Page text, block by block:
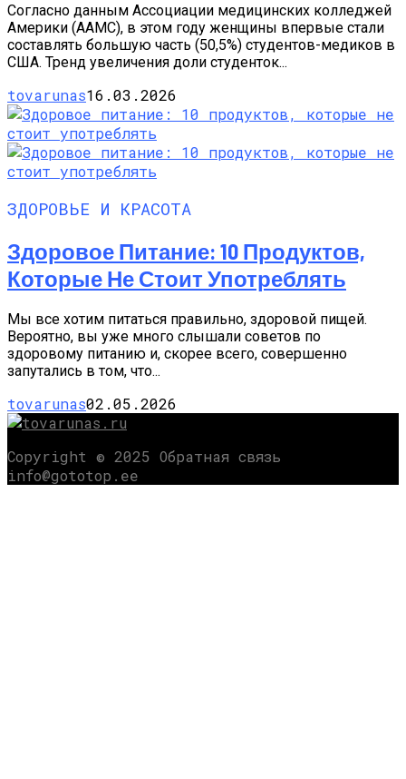
Согласно данным Ассоциации медицинских колледжей
Америки (AAMC), в этом году женщины впервые стали
составлять большую часть (50,5%) студентов-медиков в
США. Тренд увеличения доли студенток...
tovarunas16.03.2026
ЗДОРОВЬЕ И КРАСОТА
Здоровое Питание: 10 Продуктов,
Которые Не Стоит Употреблять
Мы все хотим питаться правильно, здоровой пищей.
Вероятно, вы уже много слышали советов по
здоровому питанию и, скорее всего, совершенно
запутались в том, что...
tovarunas02.05.2026
Copyright © 2025 Обратная связь
info@gototop.ee